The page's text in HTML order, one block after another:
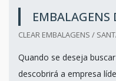
EMBALAGENS
CLEAR EMBALAGENS /
Quando se deseja
descobrirá a empresa